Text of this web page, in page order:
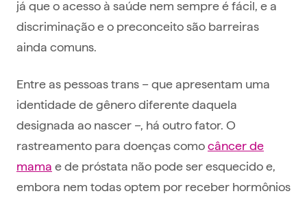
já que o acesso à saúde nem sempre é fácil, e a
discriminação e o preconceito são barreiras
ainda comuns.
Entre as pessoas trans – que apresentam uma
identidade de gênero diferente daquela
designada ao nascer –, há outro fator. O
rastreamento para doenças comocâncer de
mama e de próstata não pode ser esquecido e,
embora nem todas optem por receber hormônios